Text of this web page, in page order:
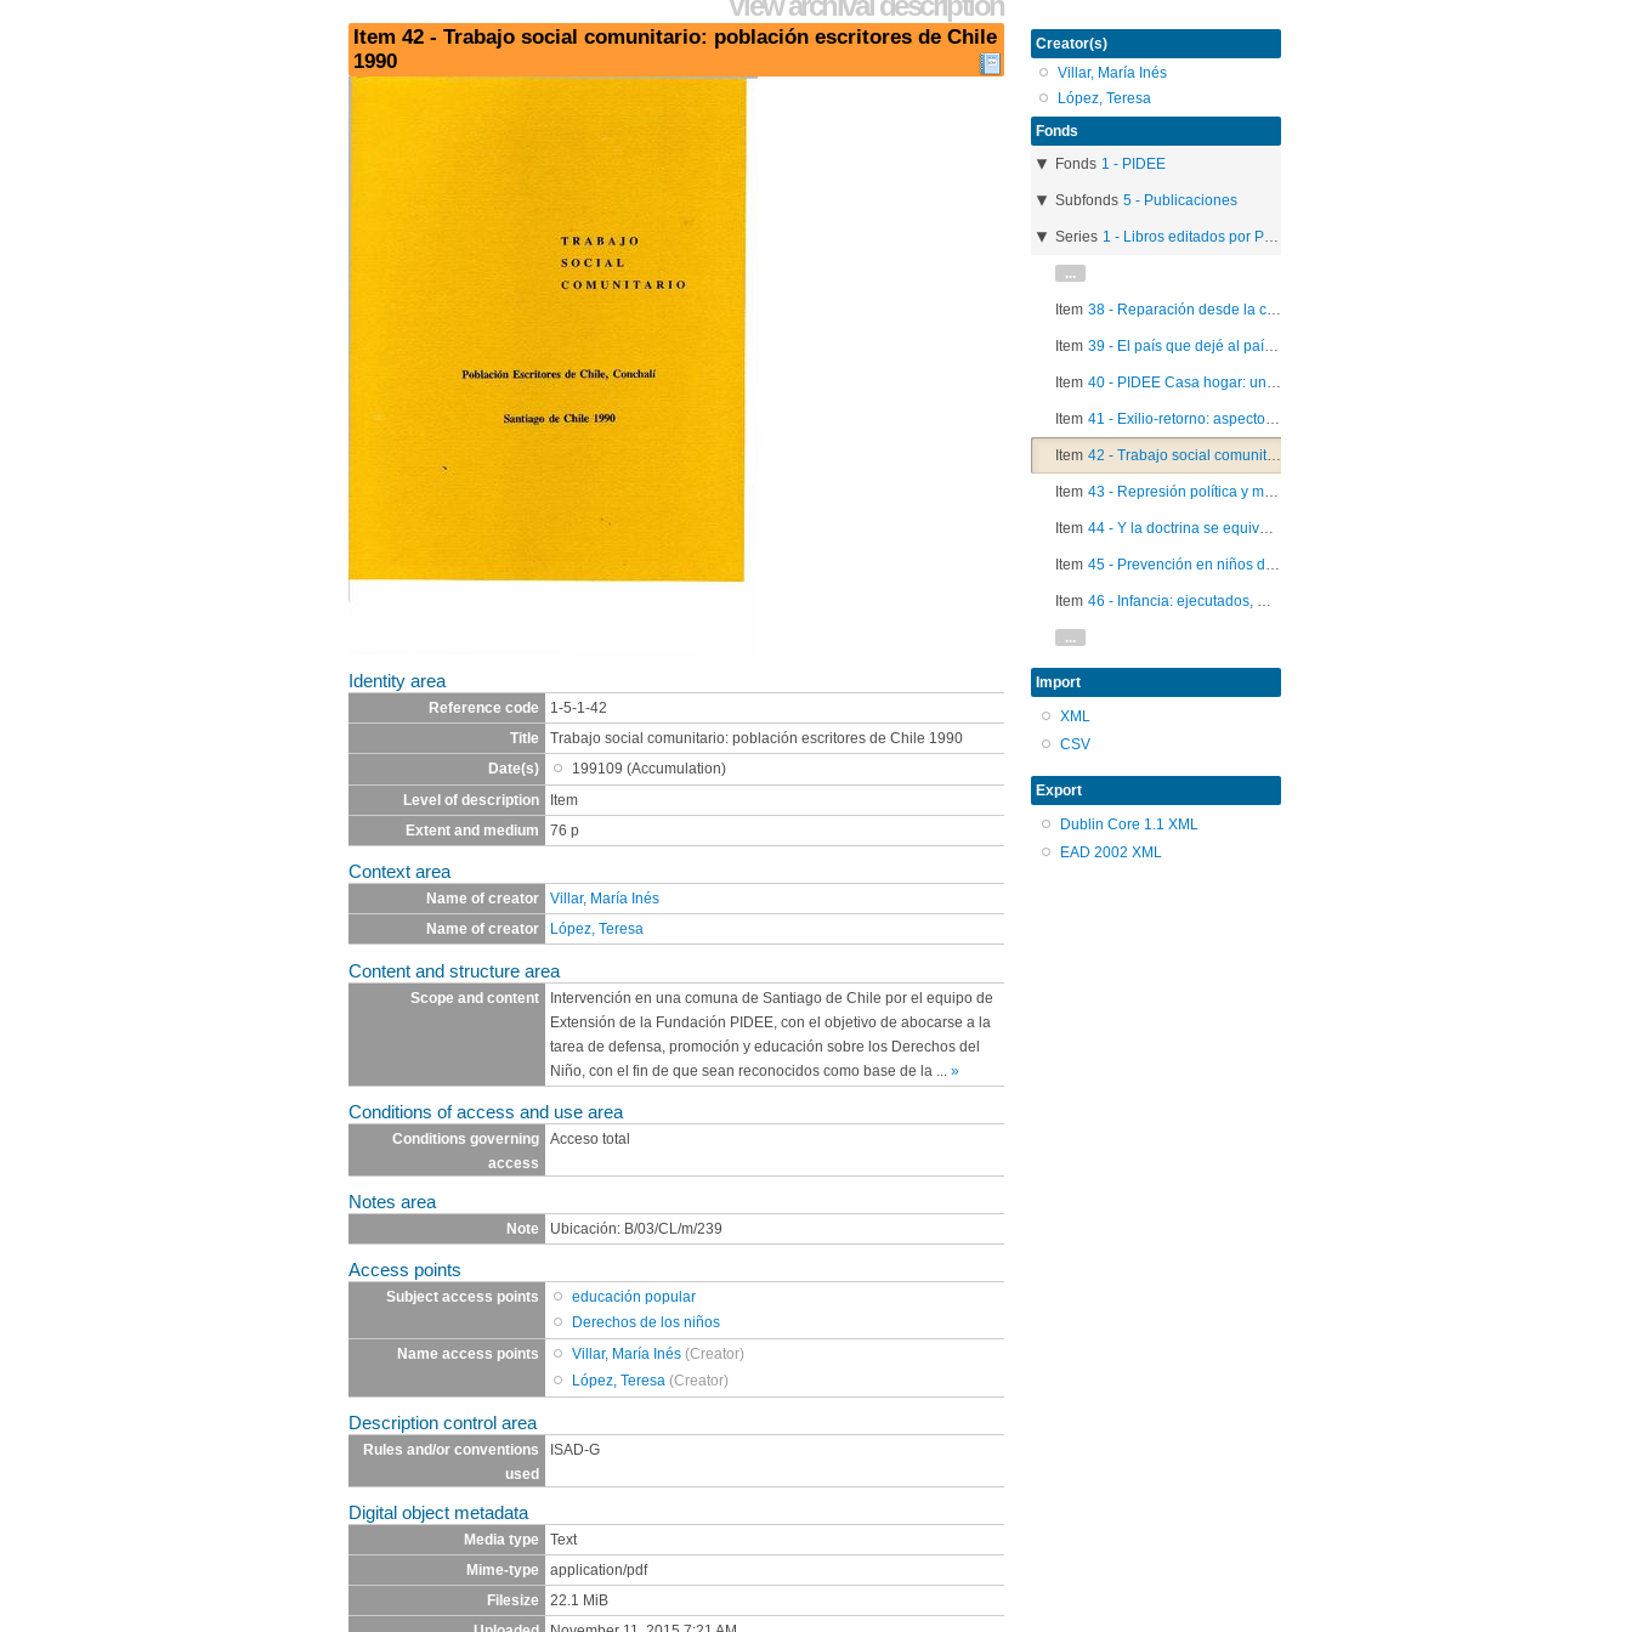
Item 42 - Trabajo social comunitario: población escritores de Chile
1990
Identity area
Reference code
1-5-1-42
Title
Trabajo social comunitario: población escritores de Chile 1990
Date(s)
199109 (Accumulation)
Level of description
Item
Extent and medium
76 p
Context area
Name of creator
Villar, María Inés
Name of creator
López, Teresa
Content and structure area
Scope and content
Intervención en una comuna de Santiago de Chile por el equipo de
Extensión de la Fundación PIDEE, con el objetivo de abocarse a la
tarea de defensa, promoción y educación sobre los Derechos del
Niño, con el fin de que sean reconocidos como base de la
»
Conditions of access and use area
Conditions governing
access
Acceso total
Notes area
Note Ubicación: B/03/CL/m/239
Access points
Subject access points
educación popular
Derechos de los niños
Name access points
Villar, María Inés (Creator)
López, Teresa (Creator)
Description control area
Rules and/or conventions
used
ISAD-G
Digital object metadata
Media type
Text
Mime-type
application/pdf
Filesize
22.1 MiB
Creator(s)
Villar, María Inés
López, Teresa
Fonds
Fonds 1 - PIDEE
Subfonds 5 - Publicaciones
Series 1 - Libros editados por PIDEE
...
Item 38 - Reparación desde la comuna a las víctimas y sus familias del terrorismo de estado
Item 39 - El país que dejé al país que llegué: dibujos y reflexiones de menores retornados del exilio
Item 40 - PIDEE Casa hogar: un modelo de intervención interdisciplinario
Item 41 - Exilio-retorno: aspectos médicos, psicológicos y sociales en la familia y la infancia
Item 42 - Trabajo social comunitario: población escritores de Chile 1990
Item 43 - Represión política y maltrato infantil
Item 44 - Y la doctrina se equivocó: seguridad nacional y desaparición forzosa en Chile: testimonio de familiares de detenidos desaparecidos
Item 45 - Prevención en niños discapacitados
Item 46 - Infancia: ejecutados, muertos y desaparecidos: informes comisión nacional de verdad y reconciliación y corporación nacional de reparación y reconciliación
...
Import
XML
CSV
Export
Dublin Core 1.1 XML
EAD 2002 XML